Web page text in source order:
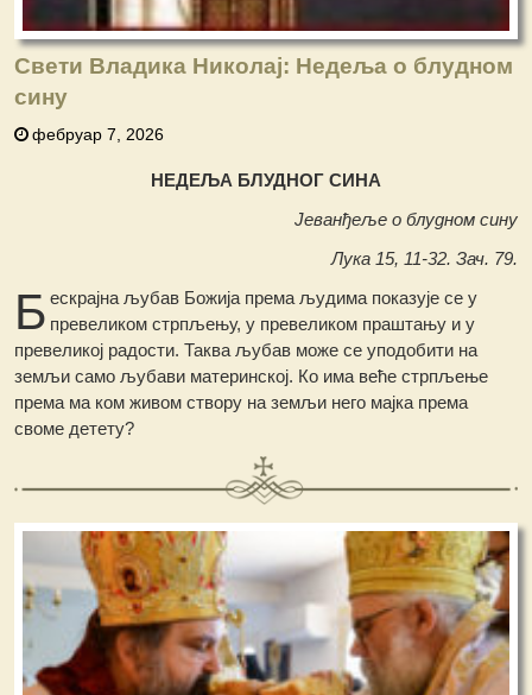
Свети Владика Николај: Недеља o блудном
сину
фебруар 7, 2026
НЕДЕЉА БЛУДНОГ СИНА
Јеванђеље о блудном сину
Лука 15, 11-32. Зач. 79.
Б ескрајна љубав Божија према људима показује се у
превеликом стрпљењу, у превеликом праштању и у
превеликој радости. Таква љубав може се уподобити на
земљи само љубави материнској. Ко има веће стрпљење
према ма ком живом створу на земљи него мајка према
своме детету?